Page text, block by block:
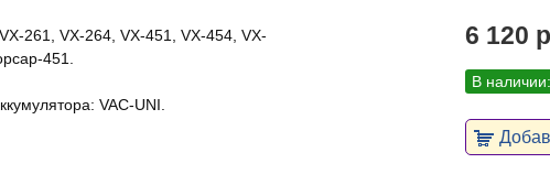
261, VX-264, VX-451, VX-454, VX-
451.
VAC-UNI.
6 120
В наличии: